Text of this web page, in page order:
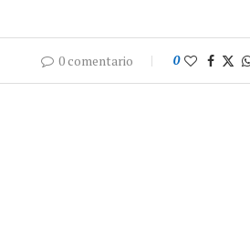
0 comentario 0